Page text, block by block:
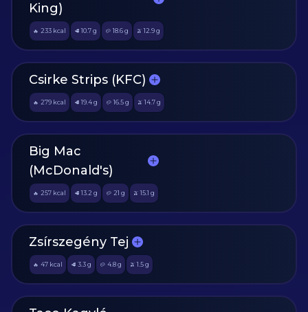
King)
🔥 233 kcal 🥩 10.7g 🥔 18.6 g 🫒 12.9g
Csirke Strips (KFC)
🔥 279 kcal 🥩 19.4g 🥔 16.5 g 🫒 14.7g
Big Mac
(McDonald's)
🔥 257 kcal 🥩 13.2 g 🥔 21 g 🫒 15.1 g
Zsírszegény Tej
🔥 47 kcal 🥩 3.3g 🥔 4.8 g 🫒 1.5g